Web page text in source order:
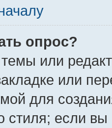
опрос?
или
или
для
стиля; если